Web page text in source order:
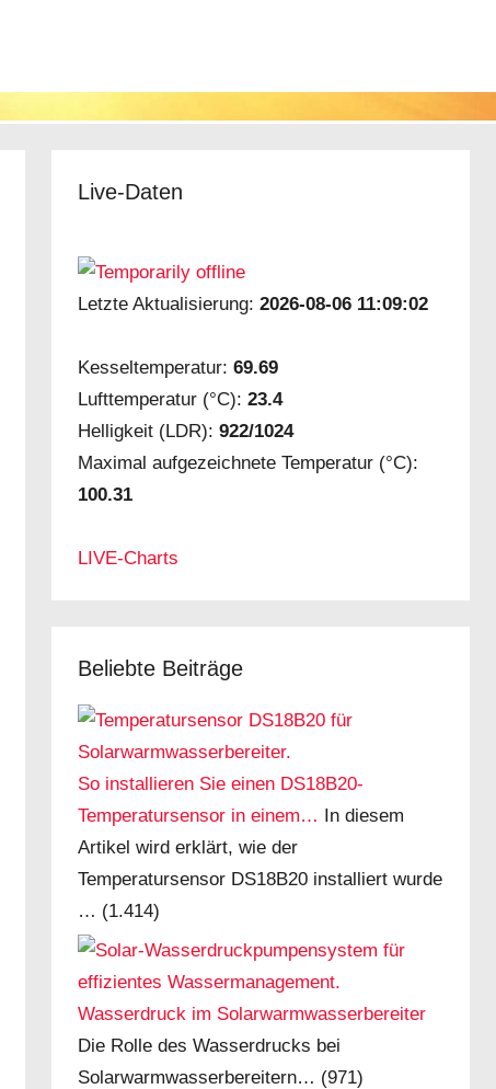
Live-Daten
Letzte Aktualisierung:2026-08-06 11:09:02
Kesseltemperatur:69.69
Lufttemperatur (°C):23.4
Helligkeit (LDR):922/1024
Maximal aufgezeichnete Temperatur (°C):
100.31
LIVE-Charts
Beliebte Beiträge
So installieren Sie einen DS18B20-
Temperatursensor in einem… In diesem
Artikel wird erklärt, wie der
Temperatursensor DS18B20 installiert wurde
… (1.414)
Wasserdruck im Solarwarmwasserbereiter
Die Rolle des Wasserdrucks bei
Solarwarmwasserbereitern… (971)